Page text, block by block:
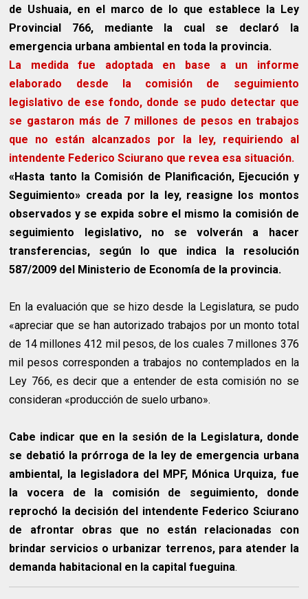
de Ushuaia, en el marco de lo que establece la Ley
Provincial 766, mediante la cual se declaró la
emergencia urbana ambiental en toda la provincia.
La medida fue adoptada en base a un informe
elaborado desde la comisión de seguimiento
legislativo de ese fondo, donde se pudo detectar que
se gastaron más de 7 millones de pesos en trabajos
que no están alcanzados por la ley, requiriendo al
intendente Federico Sciurano que revea esa situación.
«Hasta tanto la Comisión de Planificación, Ejecución y
Seguimiento» creada por la ley, reasigne los montos
observados y se expida sobre el mismo la comisión de
seguimiento legislativo, no se volverán a hacer
transferencias, según lo que indica la resolución
587/2009 del Ministerio de Economía de la provincia.
En la evaluación que se hizo desde la Legislatura, se pudo
«apreciar que se han autorizado trabajos por un monto total
de 14 millones 412 mil pesos, de los cuales 7 millones 376
mil pesos corresponden a trabajos no contemplados en la
Ley 766, es decir que a entender de esta comisión no se
consideran «producción de suelo urbano».
Cabe indicar que en la sesión de la Legislatura, donde
se debatió la prórroga de la ley de emergencia urbana
ambiental, la legisladora del MPF, Mónica Urquiza, fue
la vocera de la comisión de seguimiento, donde
reprochó la decisión del intendente Federico Sciurano
de afrontar obras que no están relacionadas con
brindar servicios o urbanizar terrenos, para atender la
demanda habitacional en la capital fueguina.